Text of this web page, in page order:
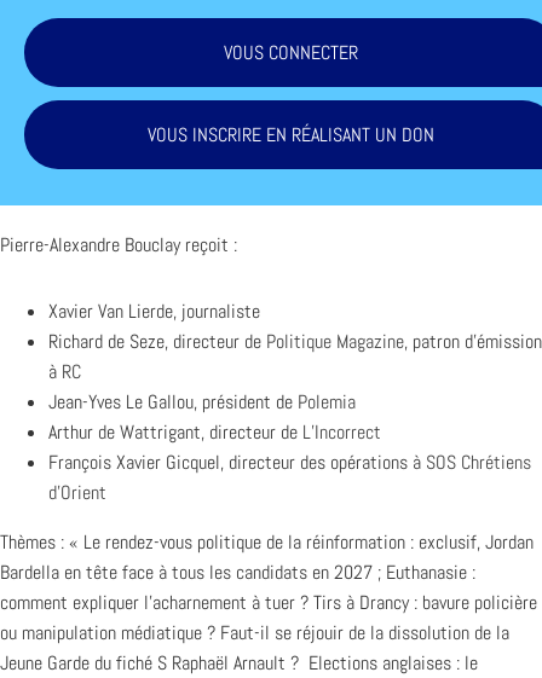
VOUS CONNECTER
VOUS INSCRIRE EN RÉALISANT UN DON
Pierre-Alexandre Bouclay reçoit :
Xavier Van Lierde, journaliste
Richard de Seze, directeur de Politique Magazine, patron d’émission
à RC
Jean-Yves Le Gallou, président de Polemia
Arthur de Wattrigant, directeur de L’Incorrect
François Xavier Gicquel, directeur des opérations à SOS Chrétiens
d’Orient
Thèmes : « Le rendez-vous politique de la réinformation : exclusif, Jordan
Bardella en tête face à tous les candidats en 2027 ; Euthanasie :
comment expliquer l’acharnement à tuer ? Tirs à Drancy : bavure policière
ou manipulation médiatique ? Faut-il se réjouir de la dissolution de la
Jeune Garde du fiché S Raphaël Arnault ? Elections anglaises : le